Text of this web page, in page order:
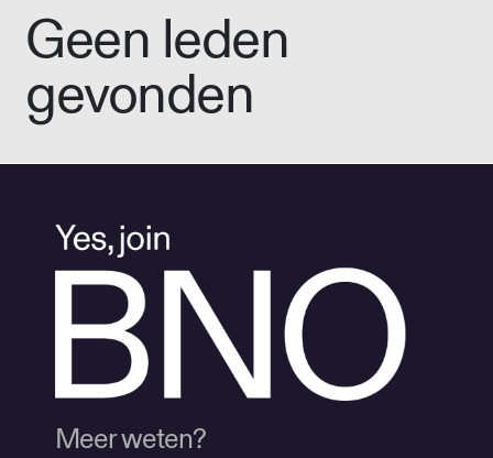
Geen leden
gevonden
Meer weten?